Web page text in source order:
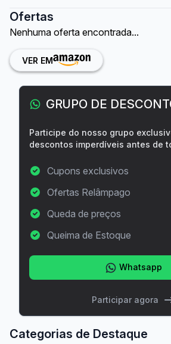
Ofertas
Nenhuma oferta encontrada...
VER EM
GRUPO DE
Participe do nosso grupo
descontos imperdíveis antes de
Cupons exclusivos
Ofertas Relâmpago
Queda de preços
Queima de Estoque
Whatsapp
Participar agora
Categorias de Destaque